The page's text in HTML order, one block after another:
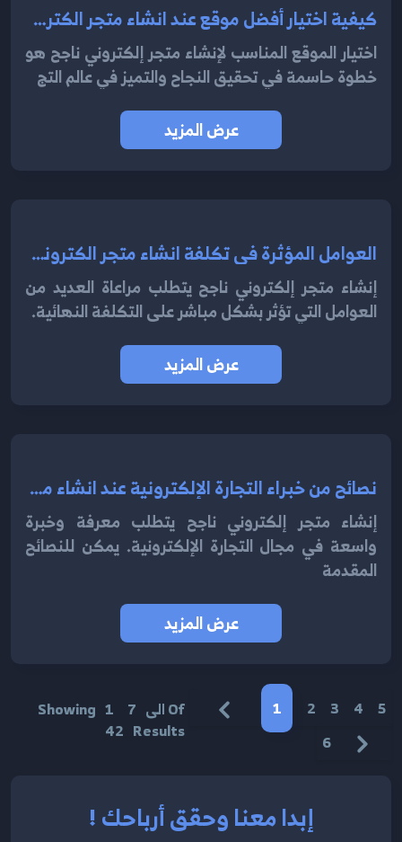
كيفية اختيار أفضل موقع عند انشاء متجر الكتروني ناجح 2024
اختيار الموقع المناسب لإنشاء متجر إلكتروني ناجح هو
خطوة حاسمة في تحقيق النجاح والتميز في عالم التج
عرض المزيد
العوامل المؤثرة في تكلفة انشاء متجر الكتروني 2024
إنشاء متجر إلكتروني ناجح يتطلب مراعاة العديد من
العوامل التي تؤثر بشكل مباشر على التكلفة النهائية.
عرض المزيد
نصائح من خبراء التجارة الإلكترونية عند انشاء متجر الكتروني 2024
إنشاء متجر إلكتروني ناجح يتطلب معرفة وخبرة
واسعة في مجال التجارة الإلكترونية. يمكن للنصائح
المقدمة
عرض المزيد
Showing 1 الى 7
Of
42 Results
1 2 3 4
5
6
إبدا معنا وحقق أرباحك !